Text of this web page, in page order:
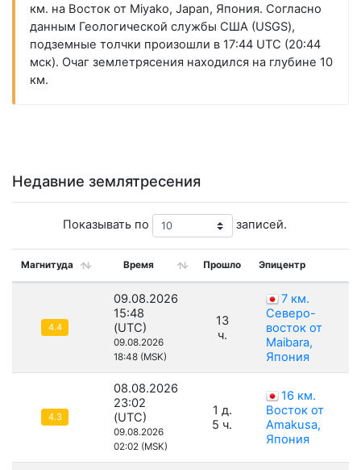
км. на Восток от Miyako, Japan, Япония. Согласно
данным Геологической службы США (USGS),
подземные толчки произошли в 17:44 UTC (20:44
мск). Очаг землетрясения находился на глубине 10
км.
Недавние землятресения
Показывать по записей.
Магнитуда Время Прошло Эпицентр
4.4
09.08.2026
15:48
(UTC)
09.08.2026
18:48 (MSK)
13
ч.
7 км.
Северо-
восток от
Maibara,
Япония
4.3
08.08.2026
23:02
(UTC)
09.08.2026
02:02 (MSK)
1 д.
5 ч.
16 км.
Восток от
Amakusa,
Япония